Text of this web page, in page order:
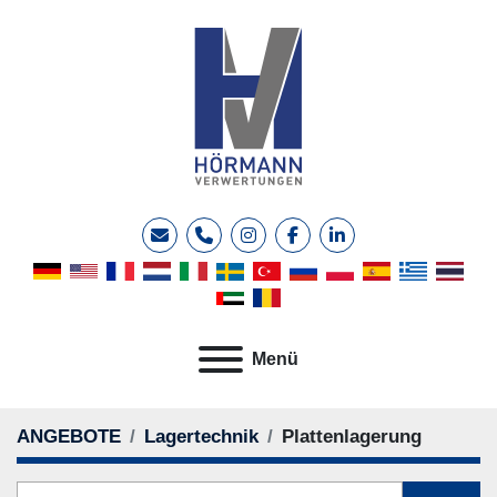
E-MailTelefoninstagramfacebooklinkedin
Menü
ANGEBOTE Lagertechnik Plattenlagerung